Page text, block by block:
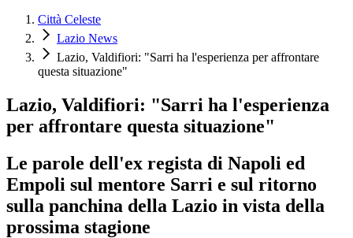
Città Celeste
Lazio News
Lazio, Valdifiori: "Sarri ha l'esperienza per affrontare
questa situazione"
Lazio, Valdifiori: "Sarri ha l'esperienza
per affrontare questa situazione"
Le parole dell'ex regista di Napoli ed
Empoli sul mentore Sarri e sul ritorno
sulla panchina della Lazio in vista della
prossima stagione